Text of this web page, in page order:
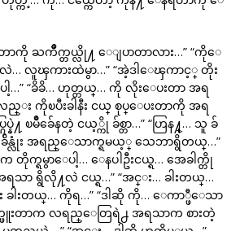
ာကို ႀကိဳက္တယ္လို႔ ေျပာတာလား…” “ကိုေ
… လူၾကားထဲမွာ…” “အဲ့ဒါေၾကာင့္ တိုး
…” “ခိခိ… ဟုတ္တယ္… ကို လိုးေပးတာ အရ
း ကိုၿပီးခါနီး ငယ္ စုပ္ေပးတာကို အရ
နဲ႔ ၿမိဳခ်ေနတဲ့ ငယ့္ကို ခ်စ္တာ…” “ဟြန႔္… သူ ခ်
ခ်ိန္လုံး အရည္ေသာက္ရမယ့္ သေဘာရွိတယ္…”
က္ရမွာေပါ့… ေနပါဦးငယ္ရ… အေခါက္တို
သာ ရွိလို႔လဲ ငယ္ရ…” “အင္း… ခါးတယ္…
ါးတယ္… ကိုရ…” “ဒါဆို ကို… ေကာ္ဖီေသာ
ဖူးတာက လရည္ေတြရဲ႕ အရသာက စားတဲ့